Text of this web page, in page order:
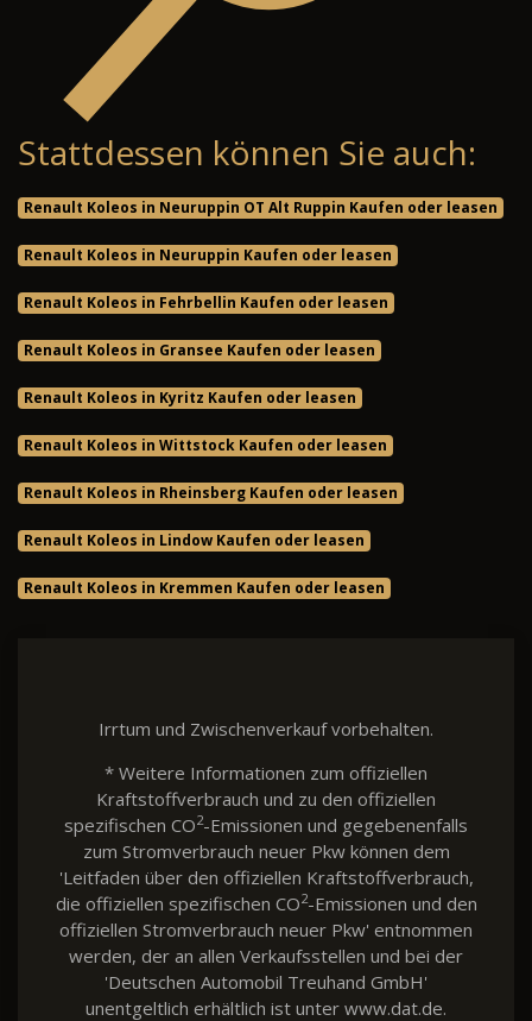
Stattdessen können Sie auch:
Renault Koleos in Neuruppin OT Alt Ruppin Kaufen oder leasen
Renault Koleos in Neuruppin Kaufen oder leasen
Renault Koleos in Fehrbellin Kaufen oder leasen
Renault Koleos in Gransee Kaufen oder leasen
Renault Koleos in Kyritz Kaufen oder leasen
Renault Koleos in Wittstock Kaufen oder leasen
Renault Koleos in Rheinsberg Kaufen oder leasen
Renault Koleos in Lindow Kaufen oder leasen
Renault Koleos in Kremmen Kaufen oder leasen
Irrtum und Zwischenverkauf vorbehalten.
* Weitere Informationen zum offiziellen
Kraftstoffverbrauch und zu den offiziellen
spezifischen CO2-Emissionen und gegebenenfalls
zum Stromverbrauch neuer Pkw können dem
'Leitfaden über den offiziellen Kraftstoffverbrauch,
die offiziellen spezifischen CO2-Emissionen und den
offiziellen Stromverbrauch neuer Pkw' entnommen
werden, der an allen Verkaufsstellen und bei der
'Deutschen Automobil Treuhand GmbH'
unentgeltlich erhältlich ist unter www.dat.de.